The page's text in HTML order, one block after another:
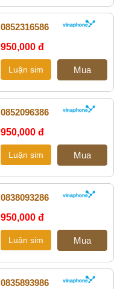
0852316586
950,000 đ
0852096386
950,000 đ
0838093286
950,000 đ
0835893986